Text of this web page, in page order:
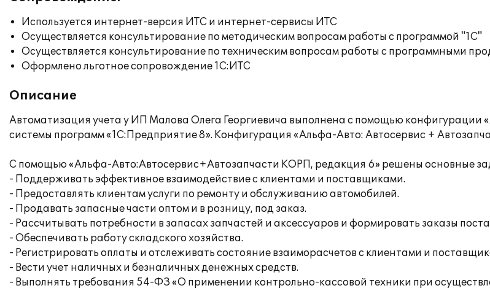
Используется интернет-версия ИТС и интернет-сервисы ИТС
Осуществляется консультирование по методическим вопросам работы с программой "1С"
Осуществляется консультирование по техническим вопросам работы с программными
Оформлено льготное сопровождение 1С:ИТС
Описание
Автоматизация учета у ИП Малова Олега Георгиевича выполнена с помощью
системы программ «1С:Предприятие 8». Конфигурация «Альфа-Авто: Автосервис +
С помощью «Альфа-Авто:Автосервис+Автозапчасти КОРП, редакция 6» решены основные
- Поддерживать эффективное взаимодействие с клиентами и поставщиками.
- Предоставлять клиентам услуги по ремонту и обслуживанию автомобилей.
- Продавать запасные части оптом и в розницу, под заказ.
- Рассчитывать потребности в запасах запчастей и аксессуаров и формировать заказы
- Обеспечивать работу складского хозяйства.
- Регистрировать оплаты и отслеживать состояние взаиморасчетов с клиентами и
- Вести учет наличных и безналичных денежных средств.
- Выполнять требования 54-ФЗ «О применении контрольно-кассовой техники при